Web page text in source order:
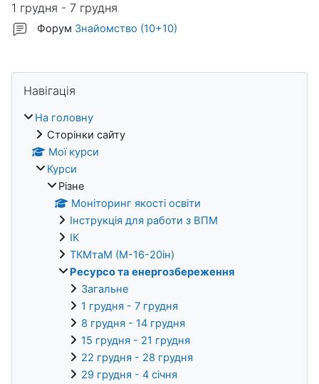
1 грудня - 7 грудня
Форум Знайомство (10+10)
Блоки
Навігація
На головну
Сторінки сайту
Мої курси
Курси
Різне
Моніторинг якості освіти
Інструкція для работи з ВПМ
ІК
ТКМтаМ (М-16-20ін)
Ресурсо та енергозбереження
Загальне
1 грудня - 7 грудня
8 грудня - 14 грудня
15 грудня - 21 грудня
22 грудня - 28 грудня
29 грудня - 4 січня